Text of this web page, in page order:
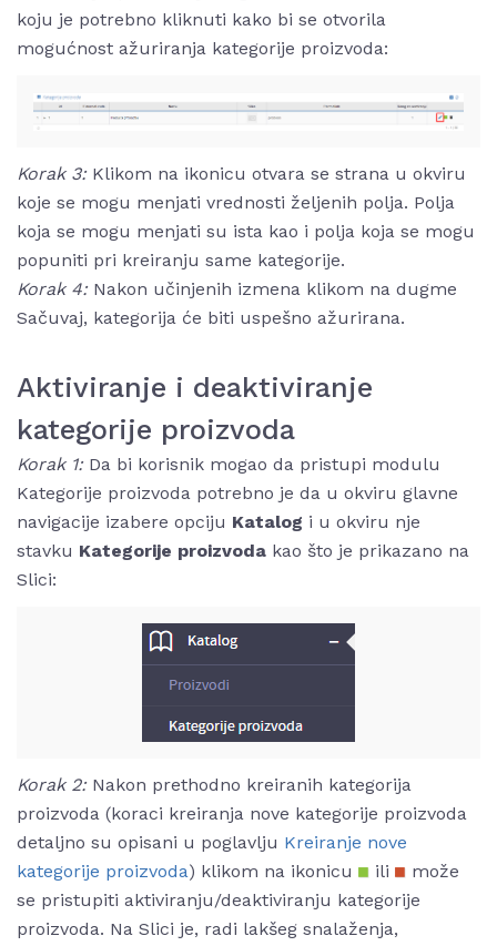
koju je potrebno kliknuti kako bi se otvorila
mogućnost ažuriranja kategorije proizvoda:
Korak 3: Klikom na ikonicu otvara se strana u okviru
koje se mogu menjati vrednosti željenih polja. Polja
koja se mogu menjati su ista kao i polja koja se mogu
popuniti pri kreiranju same kategorije.
Korak 4: Nakon učinjenih izmena klikom na dugme
Sačuvaj, kategorija će biti uspešno ažurirana.
Aktiviranje i deaktiviranje
kategorije proizvoda
Korak 1:Da bi korisnik mogao da pristupi modulu
Kategorije proizvoda potrebno je da u okviru glavne
navigacije izabere opciju Katalog i u okviru nje
stavku Kategorije proizvoda kao što je prikazano na
Slici:
Korak 2: Nakon prethodno kreiranih kategorija
proizvoda (koraci kreiranja nove kategorije proizvoda
detaljno su opisani u poglavlju Kreiranje nove
kategorije proizvoda) klikom na ikonicu ili
može
se pristupiti aktiviranju/deaktiviranju kategorije
proizvoda. Na Slici je, radi lakšeg snalaženja,